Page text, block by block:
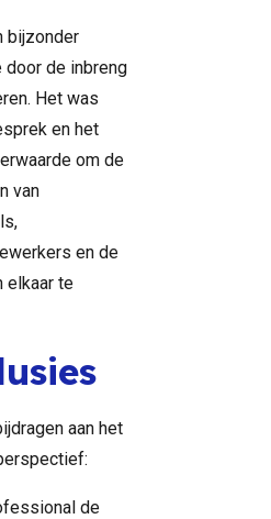
bijzonder
door de inbreng
Het was
en het
om de
van
en de
elkaar te
aan het
de